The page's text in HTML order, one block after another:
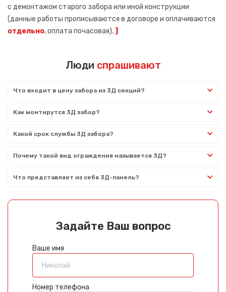
с демонтажом старого забора или иной конструкции
(данные работы прописываются в договоре и оплачиваются
отдельно, оплата почасовая). ]
Люди спрашивают
Что входит в цену забора из 3Д секций?
Как монтирутся 3Д забор?
Какой срок службы 3Д забора?
Почему такой вид ограждения называется 3Д?
Что представляет из себя 3Д-панель?
Задайте Ваш вопрос
Ваше имя
Номер телефона